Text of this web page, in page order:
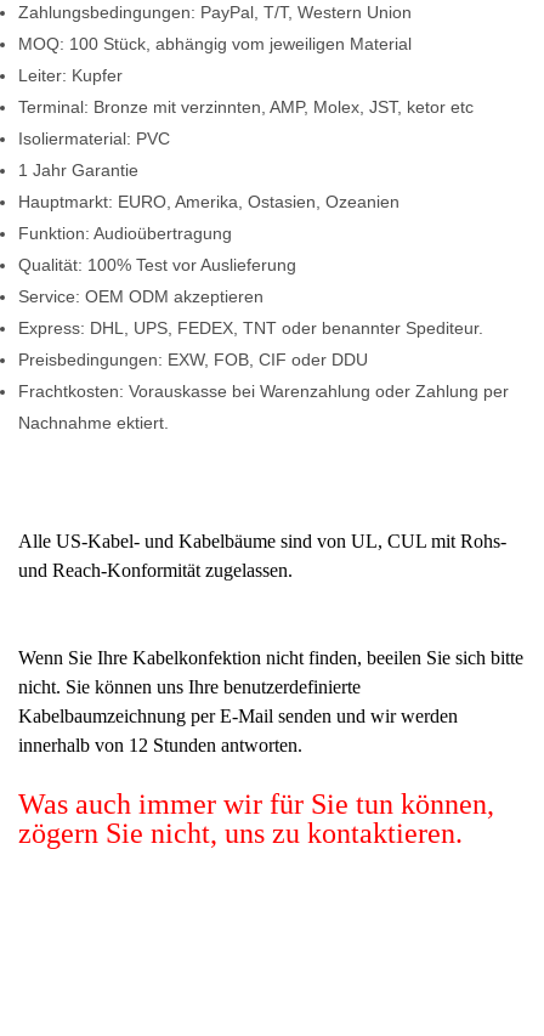
Zahlungsbedingungen: PayPal, T/T, Western Union
MOQ: 100 Stück, abhängig vom jeweiligen Material
Leiter: Kupfer
Terminal: Bronze mit verzinnten, AMP, Molex, JST, ketor etc
Isoliermaterial: PVC
1 Jahr Garantie
Hauptmarkt: EURO, Amerika, Ostasien, Ozeanien
Funktion: Audioübertragung
Qualität: 100% Test vor Auslieferung
Service: OEM ODM akzeptieren
Express: DHL, UPS, FEDEX, TNT oder benannter Spediteur.
Preisbedingungen: EXW, FOB, CIF oder DDU
Frachtkosten: Vorauskasse bei Warenzahlung oder Zahlung per
Nachnahme ektiert.
Alle US-Kabel- und Kabelbäume sind von UL, CUL mit Rohs-
und Reach-Konformität zugelassen.
Wenn Sie Ihre Kabelkonfektion nicht finden, beeilen Sie sich bitte
nicht. Sie können uns Ihre benutzerdefinierte
Kabelbaumzeichnung per E-Mail senden und wir werden
innerhalb von 12 Stunden antworten.
Was auch immer wir für Sie tun können,
zögern Sie nicht, uns zu kontaktieren.